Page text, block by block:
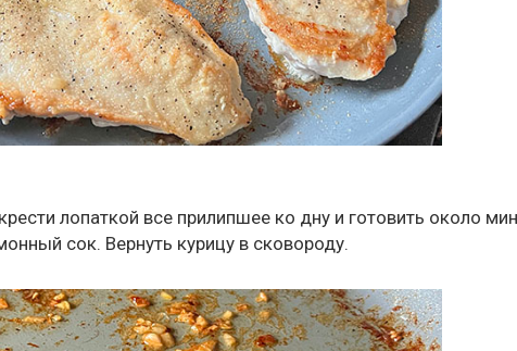
лопаткой все прилипшее ко дну и готовить около
сок. Вернуть курицу в сковороду.